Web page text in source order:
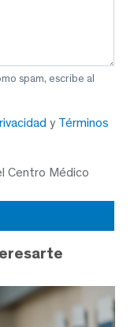
spam, escribe al
y Términos
Centro Médico